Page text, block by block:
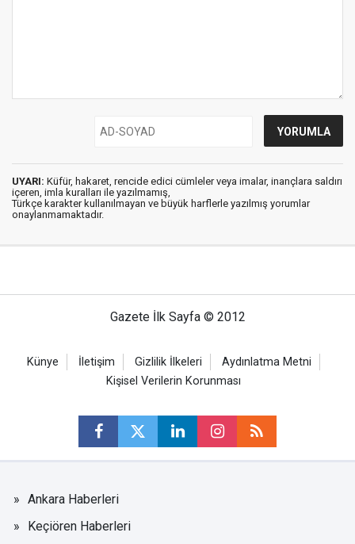
UYARI: Küfür, hakaret, rencide edici cümleler veya imalar, inançlara saldırı
içeren, imla kuralları ile yazılmamış,
Türkçe karakter kullanılmayan ve büyük harflerle yazılmış yorumlar
onaylanmamaktadır.
Gazete İlk Sayfa © 2012
Künye İletişim Gizlilik İlkeleri
Aydınlatma Metni
Kişisel Verilerin Korunması
Ankara Haberleri
Keçiören Haberleri